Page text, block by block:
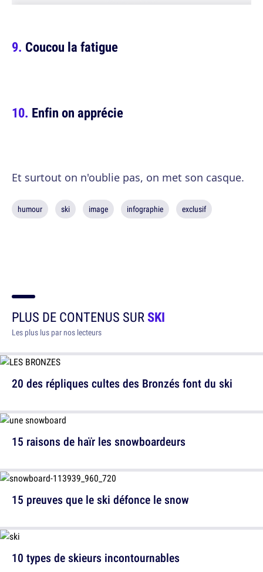
Coucou la fatigue
Enfin on apprécie
Et surtout on n'oublie pas, on met son casque.
humour ski image infographie exclusif
PLUS DE CONTENUS SURSKI
Les plus lus par nos lecteurs
20 des répliques cultes des Bronzés font du ski
15 preuves que le ski défonce le snow
15 raisons de haïr les snowboardeurs
10 types de skieurs incontournables